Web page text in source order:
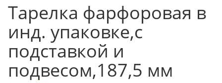
Тарелка фарфоровая в
инд. упаковке,с
подставкой и
подвесом,187,5 мм